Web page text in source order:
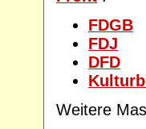
FDGB
FDJ
DFD
Weitere